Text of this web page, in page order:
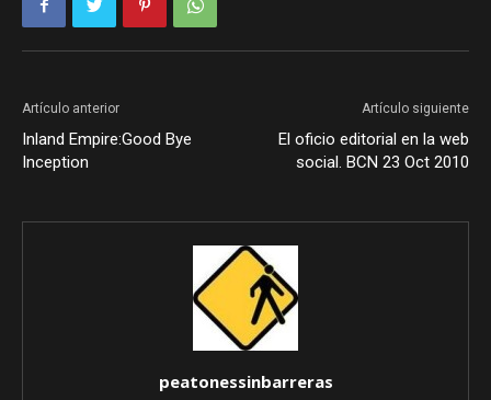
Artículo anterior
Inland Empire:Good Bye
Inception
Artículo siguiente
El oficio editorial en la web
social. BCN 23 Oct 2010
peatonessinbarreras